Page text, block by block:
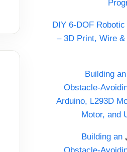
DIY 6-DOF Robotic
– 3D Print, Wire
Building an
Obstacle-
Arduino, L293D
Motor, and
Building an